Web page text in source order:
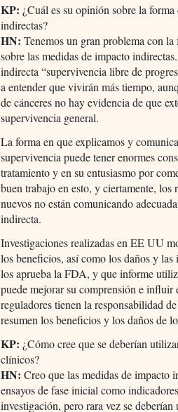
KP: ¿Cuál es su opinión sobre la
indirectas?
HN: Tenemos un gran problema con
sobre las medidas de impacto
indirecta “supervivencia libre de
a entender que vivirán más tiempo,
de cánceres no hay evidencia de que
supervivencia general.
La forma en que explicamos y
supervivencia puede tener enormes
tratamiento y en su entusiasmo por
buen trabajo en esto, y ciertamente,
nuevos no están comunicando
indirecta.
Investigaciones realizadas en EE UU
los beneficios, así como los daños y
los aprueba la FDA, y que informe
puede mejorar su comprensión e influir
reguladores tienen la responsabilidad
resumen los beneficios y los daños de
KP: ¿Cómo cree que se deberían
clínicos?
HN: Creo que las medidas de impacto
ensayos de fase inicial como
investigación, pero rara vez se